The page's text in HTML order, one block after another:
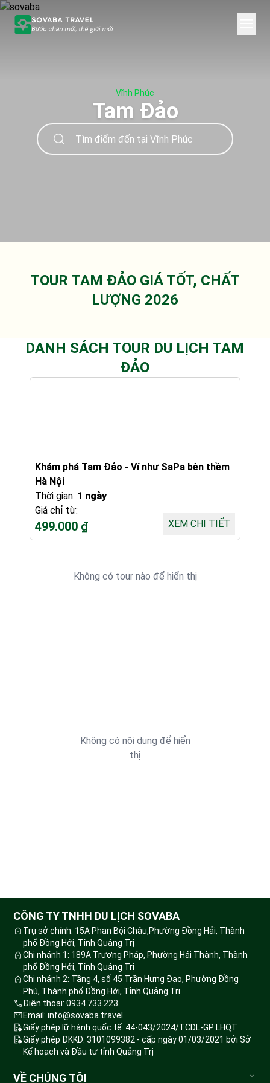
Vĩnh Phúc
Tam Đảo
TOUR TAM ĐẢO GIÁ TỐT, CHẤT
LƯỢNG 2026
DANH SÁCH TOUR DU LỊCH TAM
ĐẢO
Khám phá Tam Đảo - Ví như SaPa bên thềm
Hà Nội
Thời gian: 1 ngày
Giá chỉ từ:
499.000 ₫ XEM CHI TIẾT
Không có tour nào để hiển thị
Không có nội dung để hiển
thị
CÔNG TY TNHH DU LỊCH SOVABA
Trụ sở chính: 15A Phan Bội Châu,Phường Đồng Hải, Thành
phố Đồng Hới, Tỉnh Quảng Trị
Chi nhánh 1: 189A Trương Pháp, Phường Hải Thành, Thành
phố Đồng Hới, Tỉnh Quảng Trị
Chi nhánh 2: Tầng 4, số 45 Trần Hưng Đạo, Phường Đồng
Phú, Thành phố Đồng Hới, Tỉnh Quảng Trị
Điện thoại: 0934.733.223
Email: info@sovaba.travel
Giấy phép lữ hành quốc tế: 44-043/2024/TCDL-GP LHQT
Giấy phép ĐKKD: 3101099382 - cấp ngày 01/03/2021 bởi Sở
Kế hoạch và Đầu tư tỉnh Quảng Trị
VỀ CHÚNG TÔI